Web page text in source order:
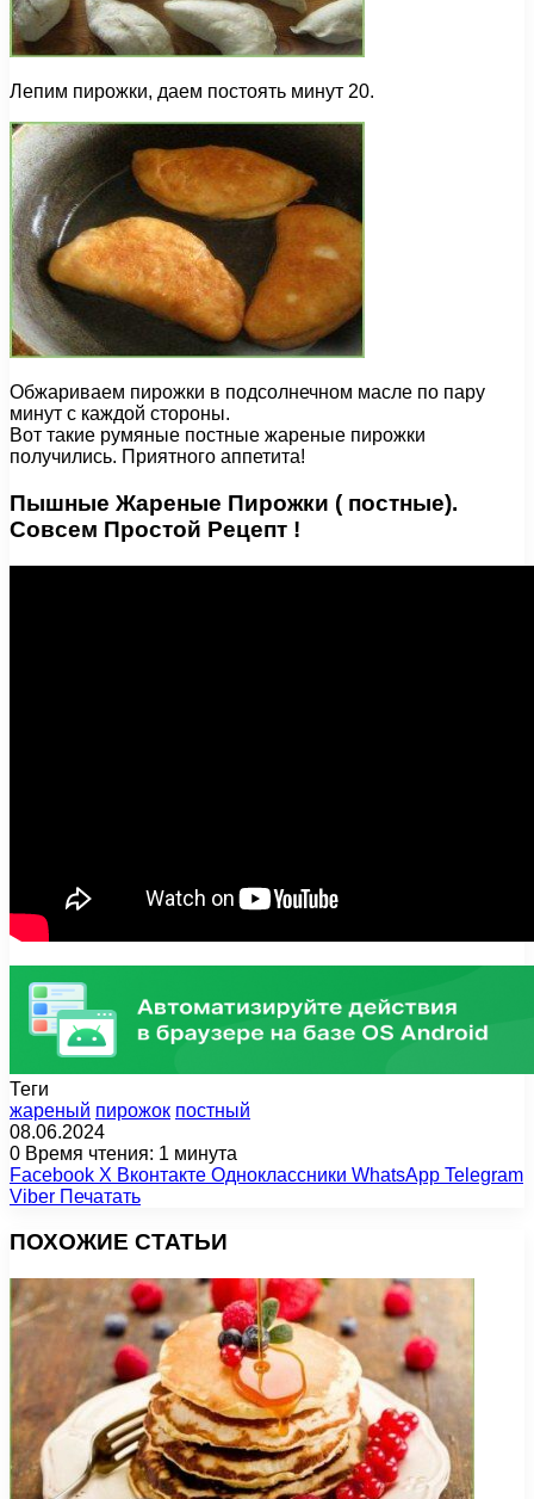
Лепим пирожки, даем постоять минут 20.
Обжариваем пирожки в подсолнечном масле по пару
минут с каждой стороны.
Вот такие румяные постные жареные пирожки
получились. Приятного аппетита!
Пышные Жареные Пирожки ( постные).
Совсем Простой Рецепт !
Теги
жареный пирожок постный
08.06.2024
0 Время чтения: 1 минута
Facebook X Вконтакте Одноклассники WhatsApp Telegram
Viber Печатать
ПОХОЖИЕ СТАТЬИ